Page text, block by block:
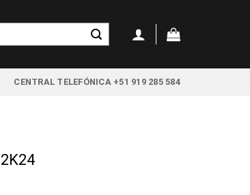
CENTRAL TELEFÓNICA +51 919 285 584